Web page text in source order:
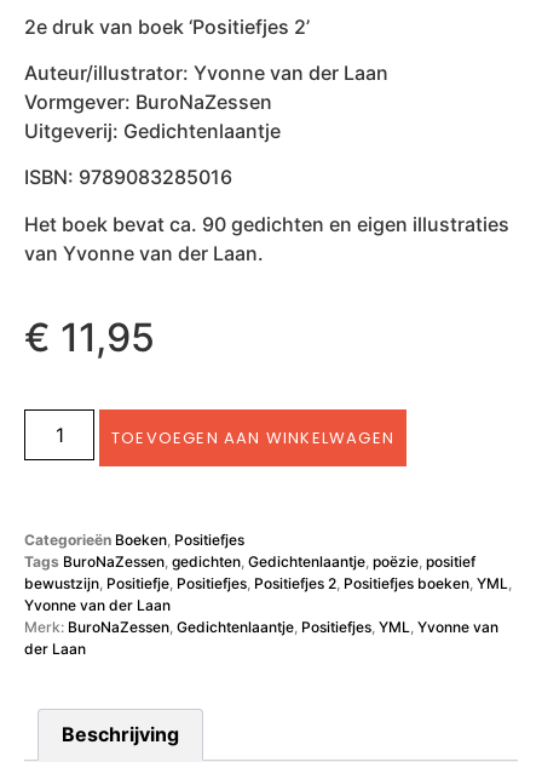
2e druk van boek ‘Positiefjes 2’
Auteur/illustrator: Yvonne van der Laan
Vormgever: BuroNaZessen
Uitgeverij: Gedichtenlaantje
ISBN: 9789083285016
Het boek bevat ca. 90 gedichten en eigen illustraties
van Yvonne van der Laan.
€ 11,95
TOEVOEGEN AAN WINKELWAGEN
Categorieën Boeken Positiefjes
Tags BuroNaZessen gedichten Gedichtenlaantje poëzie positief
bewustzijn Positiefje Positiefjes Positiefjes 2 Positiefjes boeken YML
Yvonne van der Laan
Merk: BuroNaZessen Gedichtenlaantje Positiefjes YML Yvonne van
der Laan
Beschrijving